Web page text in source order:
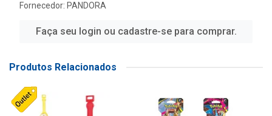
Fornecedor: PANDORA
Faça seu login ou cadastre-se para comprar.
Produtos Relacionados